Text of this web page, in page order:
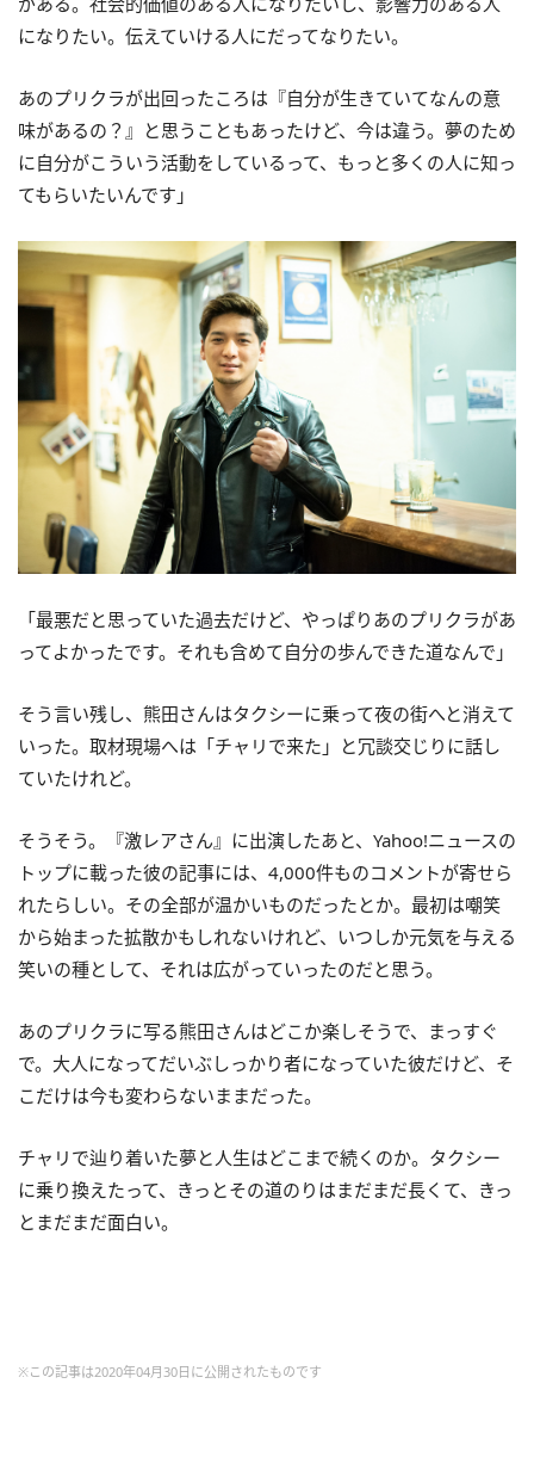
になりたい。伝えていける人にだってなりたい。
あのプリクラが出回ったころは『自分が生きていてなんの意
味があるの？』と思うこともあったけど、今は違う。夢のため
に自分がこういう活動をしているって、もっと多くの人に知っ
てもらいたいんです」
「最悪だと思っていた過去だけど、やっぱりあのプリクラがあ
ってよかったです。それも含めて自分の歩んできた道なんで」
そう言い残し、熊田さんはタクシーに乗って夜の街へと消えて
いった。取材現場へは「チャリで来た」と冗談交じりに話し
ていたけれど。
そうそう。『激レアさん』に出演したあと、Yahoo!ニュースの
トップに載った彼の記事には、4,000件ものコメントが寄せら
れたらしい。その全部が温かいものだったとか。最初は嘲笑
から始まった拡散かもしれないけれど、いつしか元気を与える
笑いの種として、それは広がっていったのだと思う。
あのプリクラに写る熊田さんはどこか楽しそうで、まっすぐ
で。大人になってだいぶしっかり者になっていた彼だけど、そ
こだけは今も変わらないままだった。
チャリで辿り着いた夢と人生はどこまで続くのか。タクシー
に乗り換えたって、きっとその道のりはまだまだ長くて、きっ
とまだまだ面白い。
※この記事は2020年04月30日に公開されたものです